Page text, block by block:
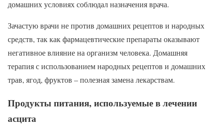
домашних условиях соблюдал назначения врача.
Зачастую врачи не против домашних рецептов и народных
средств, так как фармацевтические препараты оказывают
негативное влияние на организм человека. Домашняя
терапия с использованием народных рецептов и домашних
трав, ягод, фруктов – полезная замена лекарствам.
Продукты питания, используемые в лечении
асцита